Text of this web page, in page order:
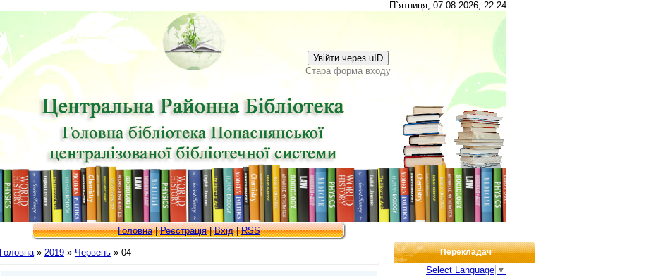
П`ятниця, 07.08.2026, 22:24
Увійти через uID
Стара форма входу
Головна|Реєстрація|Вхід|RSS
Головна» 2019 » Червень » 04 Перекладач
Select Language ▼